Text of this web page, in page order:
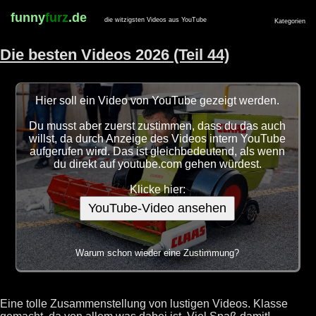
funnyfurz.de die witzigsten Videos aus YouTube Kategorien
Die besten Videos 2026 (Teil 44)
Hier soll ein Video von YouTube gezeigt werden.
Du musst aber zuerst zustimmen, dass du das auch
willst, da durch Anzeige des Videos intern YouTube
aufgerufen wird. Das ist gleichbedeutend, als wenn
du direkt auf youtube.com gehen würdest.
Klicke hier:
YouTube-Video ansehen
Warum schon wieder eine Zustimmung?
Eine tolle Zusammenstellung von lustigen Videos. Klasse